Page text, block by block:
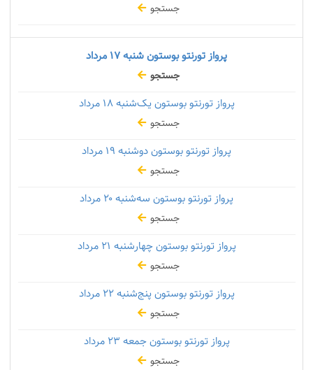
جستجو
پرواز تورنتو بوستون شنبه
جستجو
پرواز تورنتو بوستون یک‌شنبه۱۸ مرداد
جستجو
پرواز تورنتو بوستون دوشنبه
جستجو
پرواز تورنتو بوستون سه‌شنبه
جستجو
پرواز تورنتو بوستون چهارشنبه
جستجو
پرواز تورنتو بوستون پنج‌شنبه۲۲ مرداد
جستجو
پرواز تورنتو بوستون جمعه
جستجو